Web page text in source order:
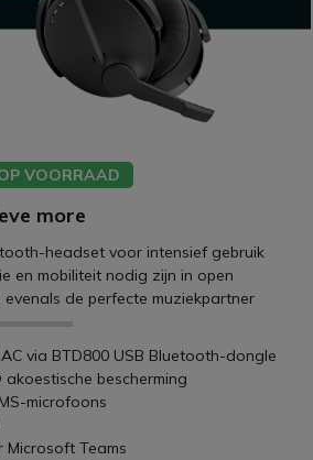
VOORRAAD
more
headset voor intensief gebruik
en mobiliteit nodig zijn in open
de perfecte muziekpartner
via BTD800 USB Bluetooth-dongle
bescherming
microfoons
Microsoft Teams